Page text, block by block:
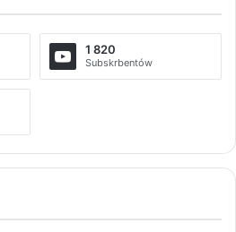
1 820
Subskrbentów